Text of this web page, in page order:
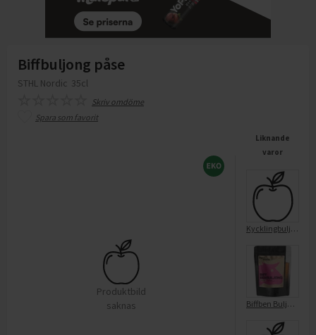
Biffbuljong påse
STHL Nordic 35cl
Skriv omdöme
Spara som favorit
Produktbild
saknas
Liknande
varor
Kycklingbuljong i påse
Biffben Buljong Ekologisk